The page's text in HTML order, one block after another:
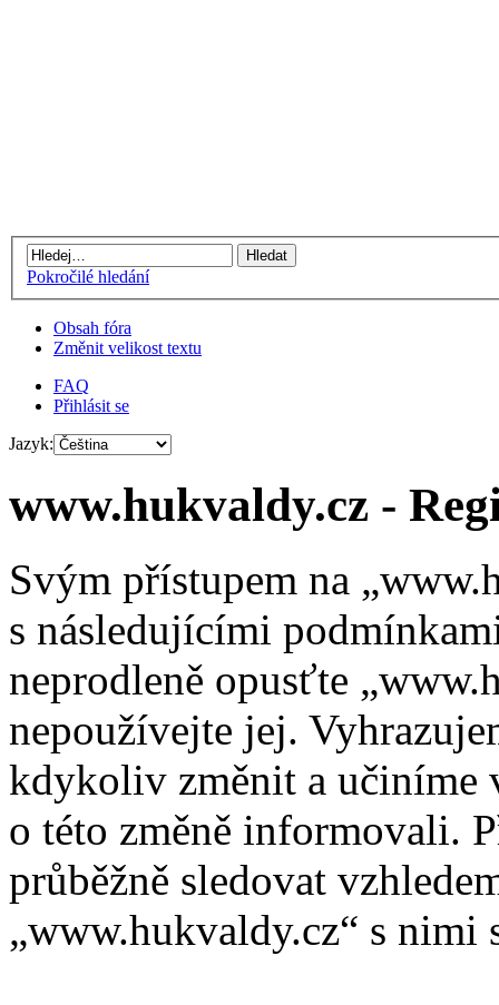
Pokročilé hledání
Obsah fóra
Změnit velikost textu
FAQ
Přihlásit se
Jazyk:
www.hukvaldy.cz -
Svým přístupem na
s následujícími
neprodleně opusťte
nepoužívejte jej.
kdykoliv změnit a učiníme
o této změně informovali.
průběžně sledovat
„www.hukvaldy.cz“ s nimi